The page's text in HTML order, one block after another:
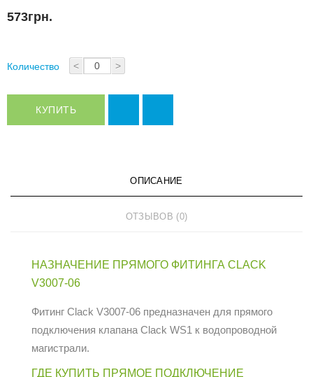
573грн.
Количество < >
КУПИТЬ
ОПИСАНИЕ
ОТЗЫВОВ (0)
НАЗНАЧЕНИЕ ПРЯМОГО ФИТИНГА CLACK
V3007-06
Фитинг Clack V3007-06 предназначен для прямого
подключения клапана Clack WS1 к водопроводной
магистрали.
ГДЕ КУПИТЬ ПРЯМОЕ ПОДКЛЮЧЕНИЕ